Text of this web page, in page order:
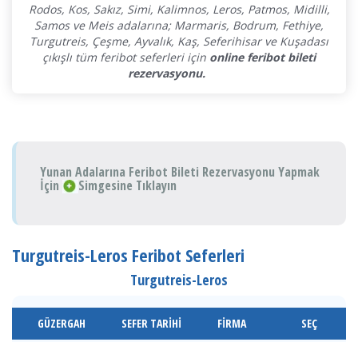
Rodos, Kos, Sakız, Simi, Kalimnos, Leros, Patmos, Midilli,
Samos ve Meis adalarına; Marmaris, Bodrum, Fethiye,
Turgutreis, Çeşme, Ayvalık, Kaş, Seferihisar ve Kuşadası
çıkışlı tüm feribot seferleri için online feribot bileti
rezervasyonu.
Yunan Adalarına Feribot Bileti Rezervasyonu Yapmak
İçin Simgesine Tıklayın
Turgutreis-Leros Feribot Seferleri
Turgutreis-Leros
GÜZERGAH SEFER TARIHI FIRMA SEÇ